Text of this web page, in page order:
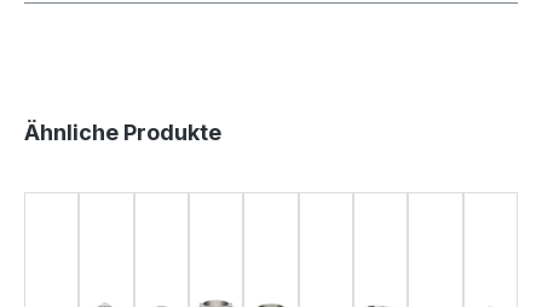
Produktgalerie überspringen
Ähnliche Produkte